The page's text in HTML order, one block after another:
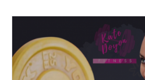
MOIS-
LIQUIDATION
PARTENAIRES